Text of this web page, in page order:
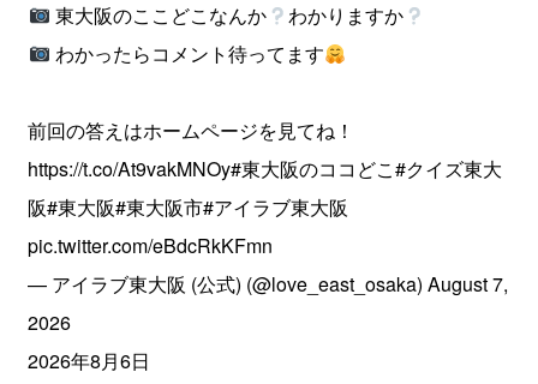
東大阪のここどこなんか
わかりますか
わかったらコメント待ってます
前回の答えはホームページを見てね！
https://t.co/At9vakMNOy#東大阪のココどこ#クイズ東大
阪#東大阪#東大阪市#アイラブ東大阪
pic.twitter.com/eBdcRkKFmn
— アイラブ東大阪 (公式) (@love_east_osaka)August 7,
2026
2026年8月6日